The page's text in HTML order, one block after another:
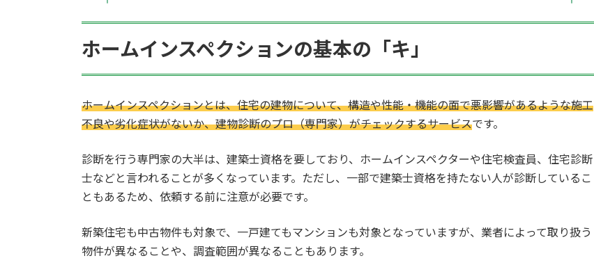
ホームインスペクションの基本の「キ」
ホームインスペクションとは、住宅の建物について、構造や性能・機能の面で悪影響があるような施工
不良や劣化症状がないか、建物診断のプロ（専門家）がチェックするサービスです。
診断を行う専門家の大半は、建築士資格を要しており、ホームインスペクターや住宅検査員、住宅診断
士などと言われることが多くなっています。ただし、一部で建築士資格を持たない人が診断しているこ
ともあるため、依頼する前に注意が必要です。
新築住宅も中古物件も対象で、一戸建てもマンションも対象となっていますが、業者によって取り扱う
物件が異なることや、調査範囲が異なることもあります。